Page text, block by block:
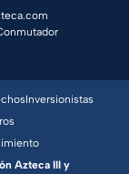
Inversionistas
Azteca III y